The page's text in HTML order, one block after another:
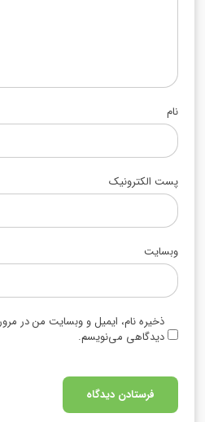
نام
پست الکترونیک
وبسایت
ذخیره نام، ایمیل و وبسایت من در
دیدگاهی می‌نویسم.